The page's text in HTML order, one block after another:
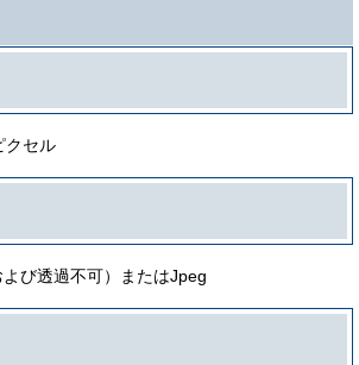
クセル
び透過不可）またはJpeg